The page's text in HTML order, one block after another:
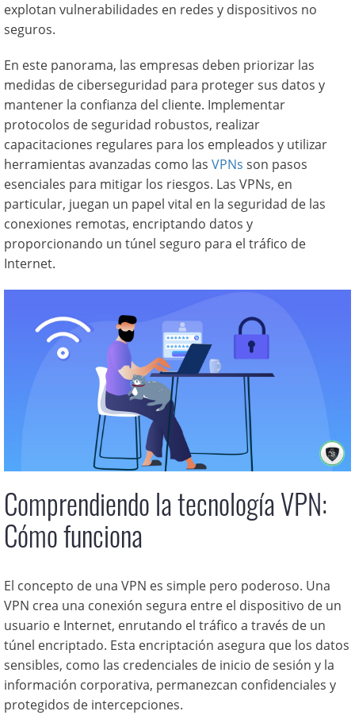
explotan vulnerabilidades en redes y dispositivos no
seguros.
En este panorama, las empresas deben priorizar las
medidas de ciberseguridad para proteger sus datos y
mantener la confianza del cliente. Implementar
protocolos de seguridad robustos, realizar
capacitaciones regulares para los empleados y utilizar
herramientas avanzadas como las VPNs son pasos
esenciales para mitigar los riesgos. Las VPNs, en
particular, juegan un papel vital en la seguridad de las
conexiones remotas, encriptando datos y
proporcionando un túnel seguro para el tráfico de
Internet.
Comprendiendo la tecnología VPN:
Cómo funciona
El concepto de una VPN es simple pero poderoso. Una
VPN crea una conexión segura entre el dispositivo de un
usuario e Internet, enrutando el tráfico a través de un
túnel encriptado. Esta encriptación asegura que los datos
sensibles, como las credenciales de inicio de sesión y la
información corporativa, permanezcan confidenciales y
protegidos de intercepciones.